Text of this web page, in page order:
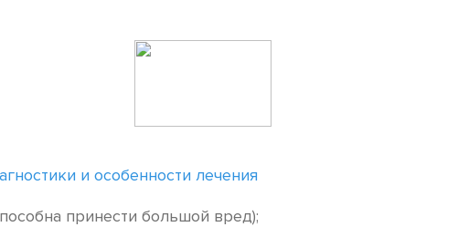
и особенности лечения
принести большой вред);